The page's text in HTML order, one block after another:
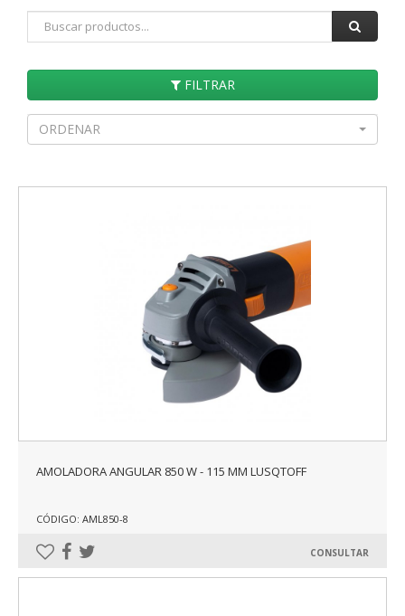
FILTRAR
ORDENAR
AMOLADORA ANGULAR 850 W - 115 MM LUSQTOFF
CÓDIGO: AML850-8
CONSULTAR